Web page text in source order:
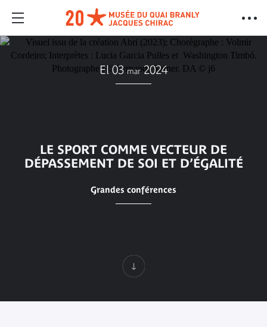
El 03mar 2024
LE SPORT COMME VECTEUR DE
DÉPASSEMENT DE SOI ET D’ÉGALITÉ
Grandes conférences